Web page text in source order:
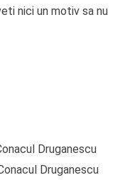
nici un motiv sa nu